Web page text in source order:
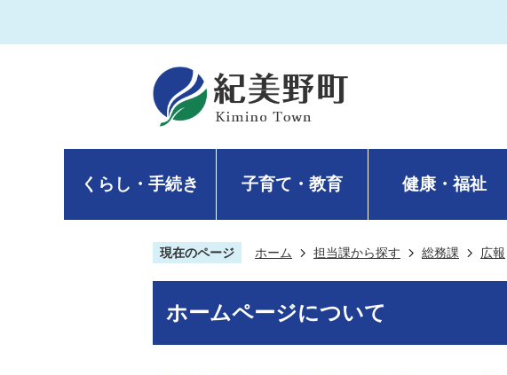
くらし・手続き 子育て・教育 健康・福祉
現在のページ ホーム 担当課から探す 総務課 広報
ホームページについて